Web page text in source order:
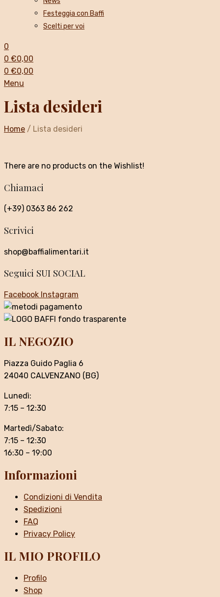
Festeggia con Baffi
Scelti per voi
0
0 €0,00
0 €0,00
Menu
Lista desideri
Home / Lista desideri
There are no products on the Wishlist!
Chiamaci
(+39) 0363 86 262
Scrivici
shop@baffialimentari.it
Seguici SUI SOCIAL
Facebook Instagram
IL NEGOZIO
Piazza Guido Paglia 6
24040 CALVENZANO (BG)
Lunedì:
7:15 – 12:30
Martedì/Sabato:
7:15 – 12:30
16:30 – 19:00
Informazioni
Condizioni di Vendita
Spedizioni
FAQ
Privacy Policy
IL MIO PROFILO
Profilo
Shop